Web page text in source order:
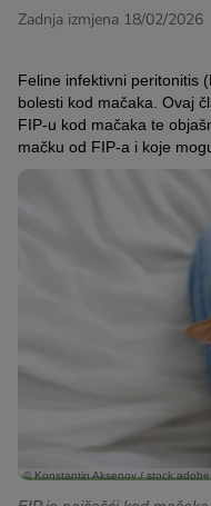
Zadnja izmjena 18/02/2026
Feline infektivni peritonitis
bolesti kod mačaka. Ovaj
FIP-u kod mačaka te
mačku od FIP-a i koje
© Konstantin Aksenov /